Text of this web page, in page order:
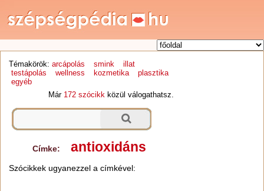
Témakörök: arcápolás smink
illat
testápolás
wellness kozmetika
plasztika
egyéb
Már 172 szócikk közül válogathatsz.
Címke: antioxidáns
Szócikkek ugyanezzel a címkével: